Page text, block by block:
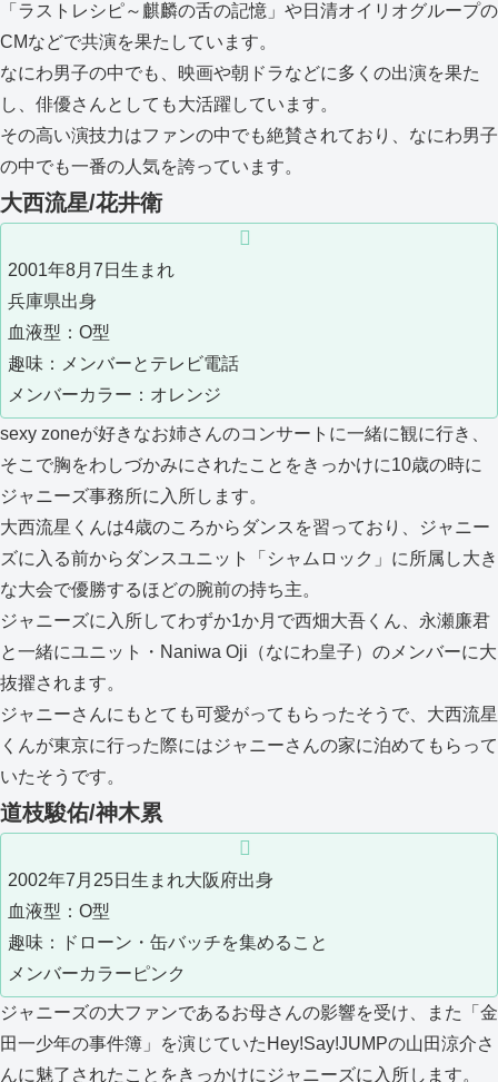
「ラストレシピ～麒麟の舌の記憶」や日清オイリオグループの
CMなどで共演を果たしています。
なにわ男子の中でも、映画や朝ドラなどに多くの出演を果た
し、俳優さんとしても大活躍しています。
その高い演技力はファンの中でも絶賛されており、なにわ男子
の中でも一番の人気を誇っています。
大西流星/花井衛
2001年8月7日生まれ
兵庫県出身
血液型：O型
趣味：メンバーとテレビ電話
メンバーカラー：オレンジ
sexy zoneが好きなお姉さんのコンサートに一緒に観に行き、
そこで胸をわしづかみにされたことをきっかけに10歳の時に
ジャニーズ事務所に入所します。
大西流星くんは4歳のころからダンスを習っており、ジャニー
ズに入る前からダンスユニット「シャムロック」に所属し大き
な大会で優勝するほどの腕前の持ち主。
ジャニーズに入所してわずか1か月で西畑大吾くん、永瀬廉君
と一緒にユニット・Naniwa Oji（なにわ皇子）のメンバーに大
抜擢されます。
ジャニーさんにもとても可愛がってもらったそうで、大西流星
くんが東京に行った際にはジャニーさんの家に泊めてもらって
いたそうです。
道枝駿佑/神木累
2002年7月25日生まれ大阪府出身
血液型：O型
趣味：ドローン・缶バッチを集めること
メンバーカラーピンク
ジャニーズの大ファンであるお母さんの影響を受け、また「金
田一少年の事件簿」を演じていたHey!Say!JUMPの山田涼介さ
んに魅了されたことをきっかけにジャニーズに入所します。